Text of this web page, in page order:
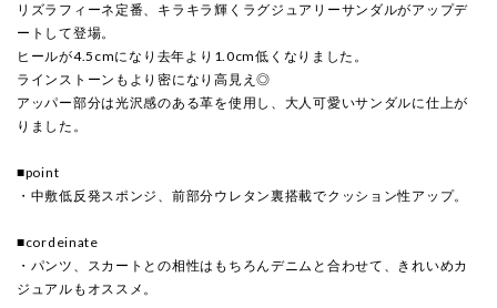
リズラフィーネ定番、キラキラ輝くラグジュアリーサンダルがアップデ
ートして登場。
ヒールが4.5cmになり去年より1.0cm低くなりました。
ラインストーンもより密になり高見え◎
アッパー部分は光沢感のある革を使用し、大人可愛いサンダルに仕上が
りました。
■point
・中敷低反発スポンジ、前部分ウレタン裏搭載でクッション性アップ。
■cordeinate
・パンツ、スカートとの相性はもちろんデニムと合わせて、きれいめカ
ジュアルもオススメ。